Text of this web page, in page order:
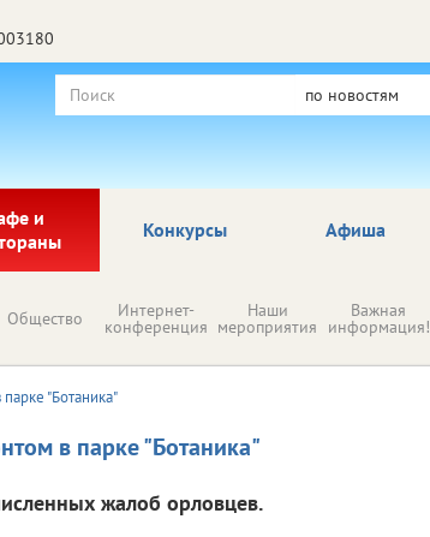
по новостям
и
Афиша
Конкурсы
Общество Интернет-
конференция
Наши
мероприятия
Важная
информация!
"Ботаника"
в парке "Ботаника"
жалоб орловцев.